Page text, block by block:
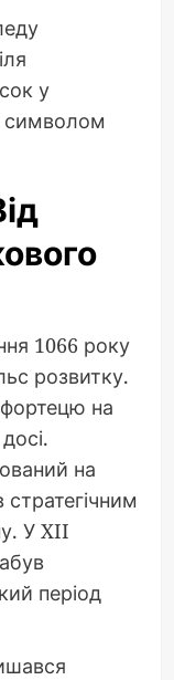
у
символом
1066 року
розвитку.
на
на
У XII
період